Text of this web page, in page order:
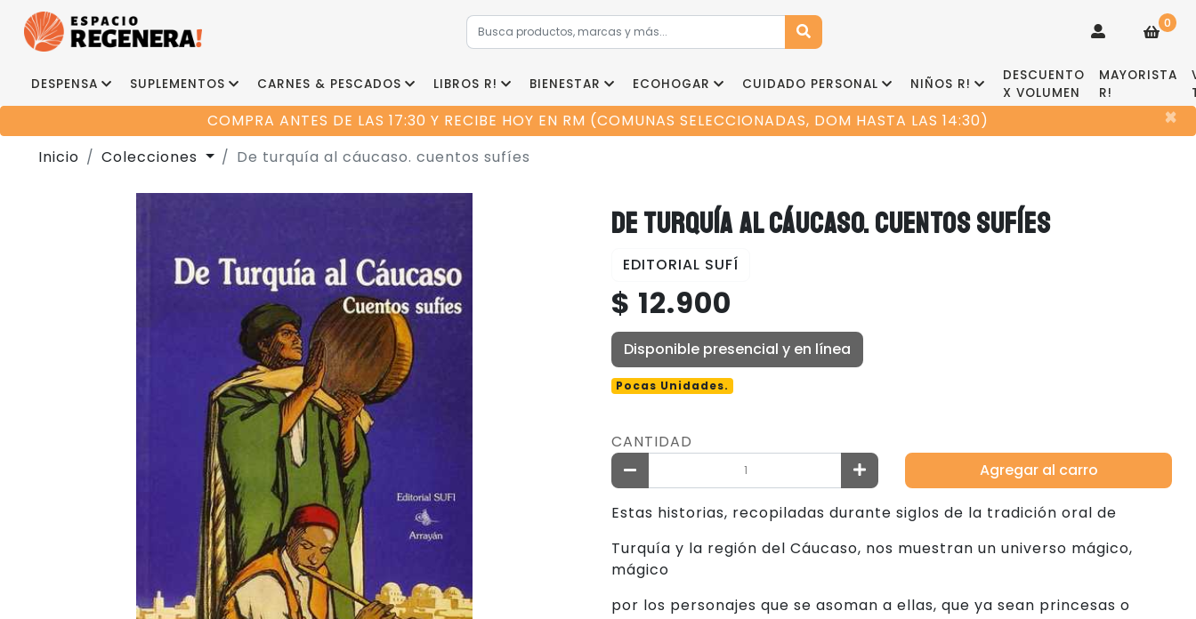
0
DESPENSA SUPLEMENTOS CARNES & PESCADOS LIBROS R! BIENESTAR ECOHOGAR CUIDADO PERSONAL NIÑOS R!
DESCUENTO
X VOLUMEN
MAYORISTA
R!
COMPRA ANTES DE LAS 17:30 Y RECIBE HOY EN RM (COMUNAS SELECCIONADAS, DOM HASTA LAS 14:30) ×
Inicio Colecciones De turquía al cáucaso. cuentos sufíes
DE TURQUÍA AL CÁUCASO. CUENTOS SUFÍES
EDITORIAL SUFÍ
$ 12.900
Disponible presencial y en línea
Pocas Unidades.
CANTIDAD
Agregar al carro
Estas historias, recopiladas durante siglos de la tradición oral de
Turquía y la región del Cáucaso, nos muestran un universo mágico,
mágico
por los personajes que se asoman a ellas, que ya sean princesas o